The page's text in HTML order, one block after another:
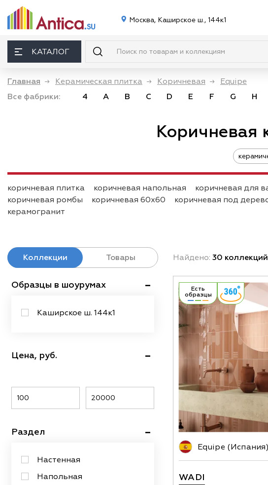
Москва, Каширское ш., 144к1
КАТАЛОГ
Главная → Керамическая плитка → Коричневая →
Equipe
Все фабрики:
4 A B C D E F G H
Коричневая
коричневая плитка коричневая напольная коричневая для
коричневая ромбы
коричневая 60х60 коричневая под
керамогранит
Коллекции Товары
Образцы в шоурумах
Каширское ш. 144к1
Цена, руб.
Раздел
Настенная
Напольная
Найдено: 30
Есть
образцы
Equipe (Испания)
WADI